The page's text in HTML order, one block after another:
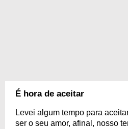
É hora de aceitar
Levei algum tempo para
ser o seu amor, afinal, nosso